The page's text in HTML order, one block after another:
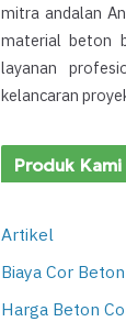
mitra andalan
material beton
layanan
kelancaran
Produk Kami
Artikel
Biaya Cor
Harga Beton